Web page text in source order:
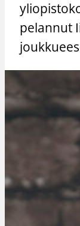
pelannut